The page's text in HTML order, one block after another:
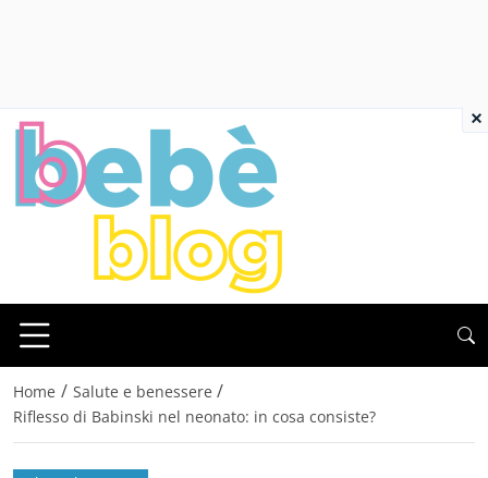
Home / Salute e benessere /
Riflesso di Babinski nel neonato: in cosa consiste?
×